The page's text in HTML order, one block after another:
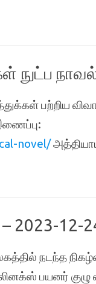
நுட்ப
பற்றிய
novel/
2023-12-
நடந்த
பயனர் குழு